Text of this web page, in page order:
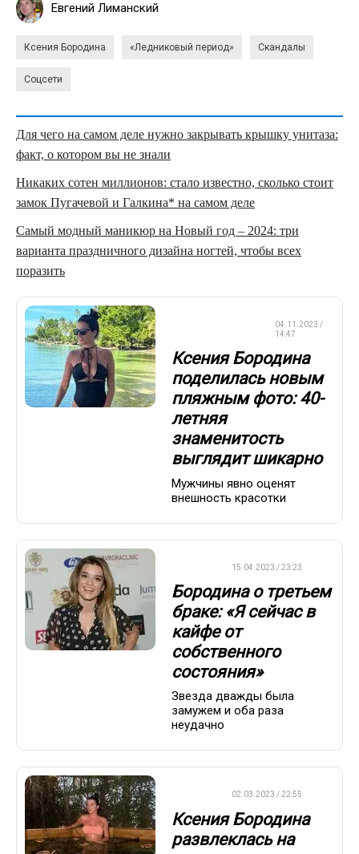
Евгений Лиманский
Ксения Бородина «Ледниковый период» Скандалы
Соцсети
Для чего на самом деле нужно закрывать крышку унитаза:
факт, о котором вы не знали
Никаких сотен миллионов: стало известно, сколько стоит
замок Пугачевой и Галкина* на самом деле
Самый модный маникюр на Новый год – 2024: три
варианта праздничного дизайна ногтей, чтобы всех
поразить
04.11.2023 /
14:47
Ксения Бородина
поделилась новым
пляжным фото: 40-
летняя
знаменитость
выглядит шикарно
Мужчины явно оценят
внешность красотки
15.04.2023 / 23:23
Бородина о третьем
браке: «Я сейчас в
кайфе от
собственного
состояния»
Звезда дважды была
замужем и оба раза
неудачно
02.03.2023 / 22:55
Ксения Бородина
развлеклась на